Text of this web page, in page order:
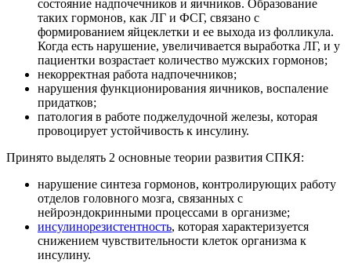
состояние надпочечников и яичников. Образование
таких гормонов, как ЛГ и ФСГ, связано с
формированием яйцеклетки и ее выхода из фолликула.
Когда есть нарушение, увеличивается выработка ЛГ, и у
пациентки возрастает количество мужских гормонов;
некорректная работа надпочечников;
нарушения функционирования яичников, воспаление
придатков;
патология в работе поджелудочной железы, которая
провоцирует устойчивость к инсулину.
Принято выделять 2 основные теории развития СПКЯ:
нарушение синтеза гормонов, контролирующих работу
отделов головного мозга, связанных с
нейроэндокринными процессами в организме;
инсулинорезистентность, которая характеризуется
снижением чувствительности клеток организма к
инсулину.